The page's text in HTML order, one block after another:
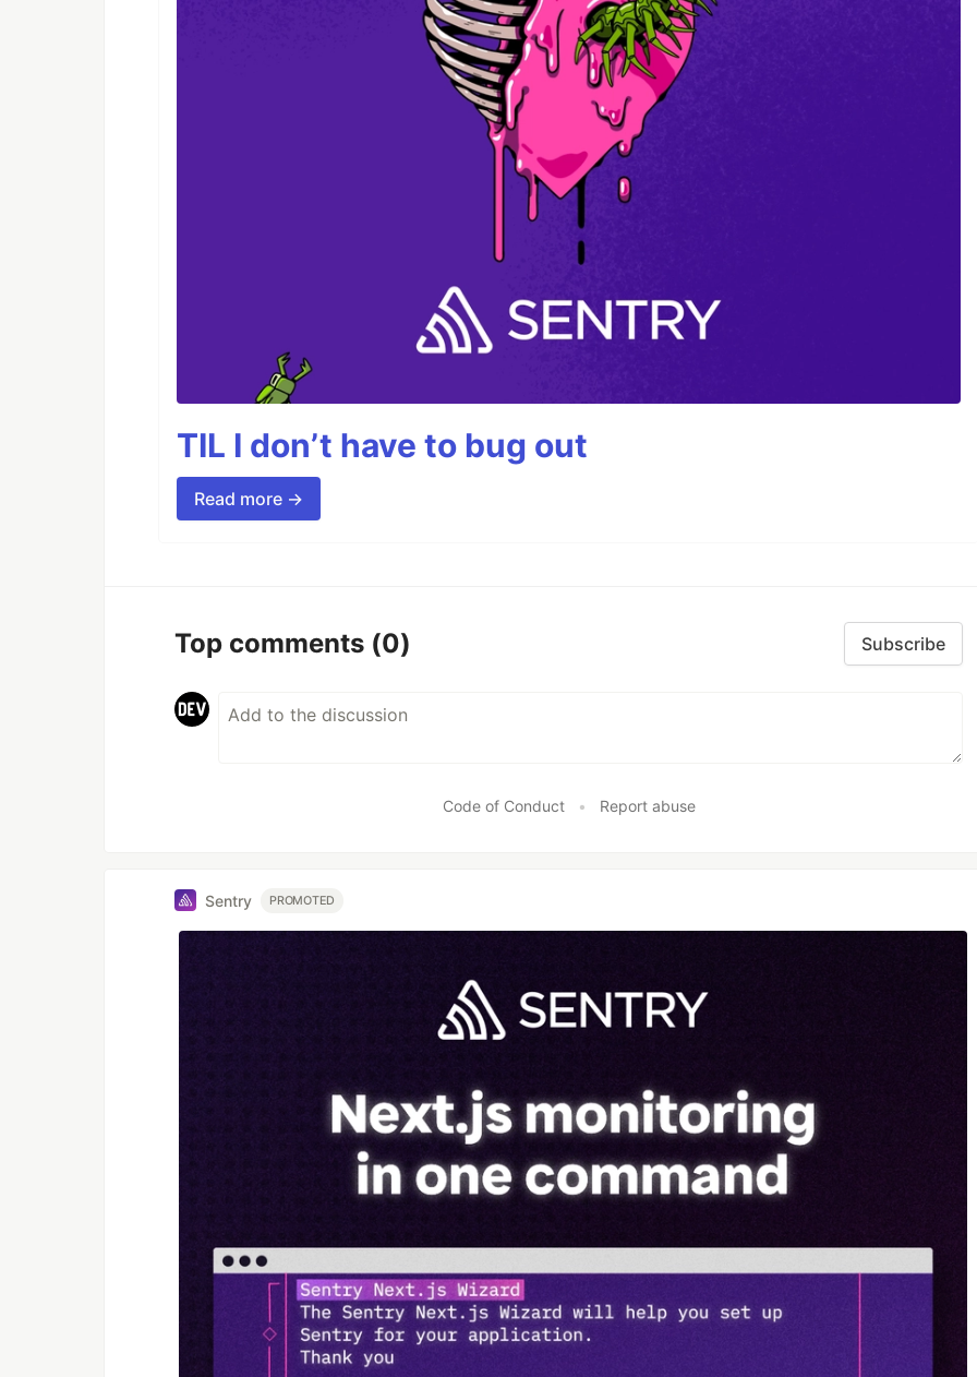
TIL I don’t have to bug out
Read more →
Top comments (0) Subscribe
Code of Conduct • Report abuse
Sentry PROMOTED